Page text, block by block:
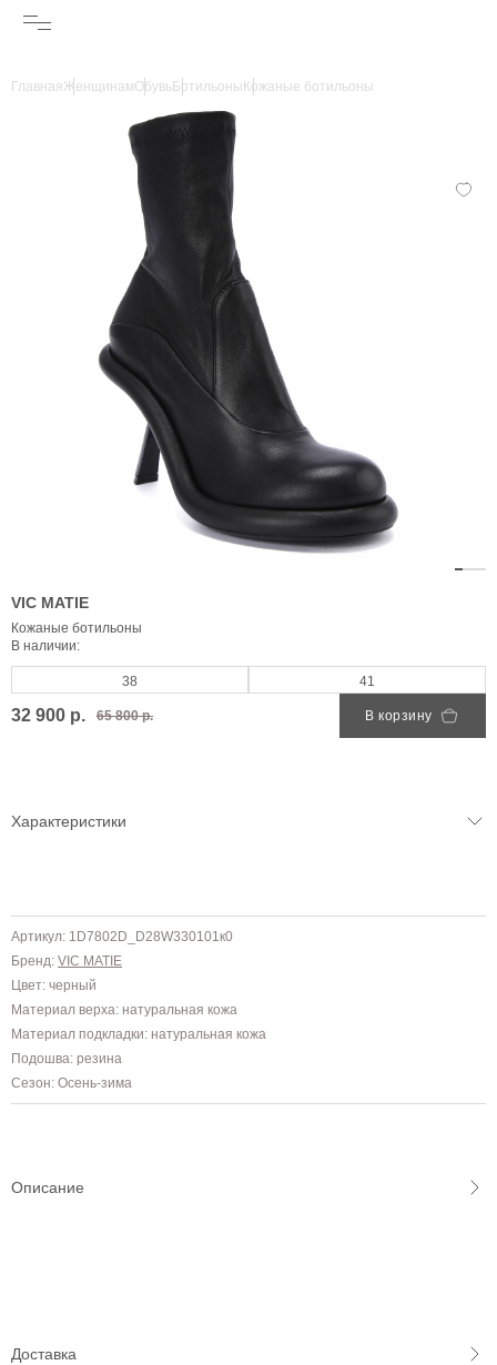
ГлавнаяЖенщинамОбувьБотильоны Кожаные ботильоны
VIC MATIE
Кожаные ботильоны
В наличии:
38 41
32 900 р. 65 800 р. В корзину
Характеристики
Артикул: 1D7802D_D28W330101к0
Бренд: VIC MATIE
Цвет: черный
Материал верха: натуральная кожа
Материал подкладки: натуральная кожа
Подошва: резина
Сезон: Осень-зима
Описание
Доставка